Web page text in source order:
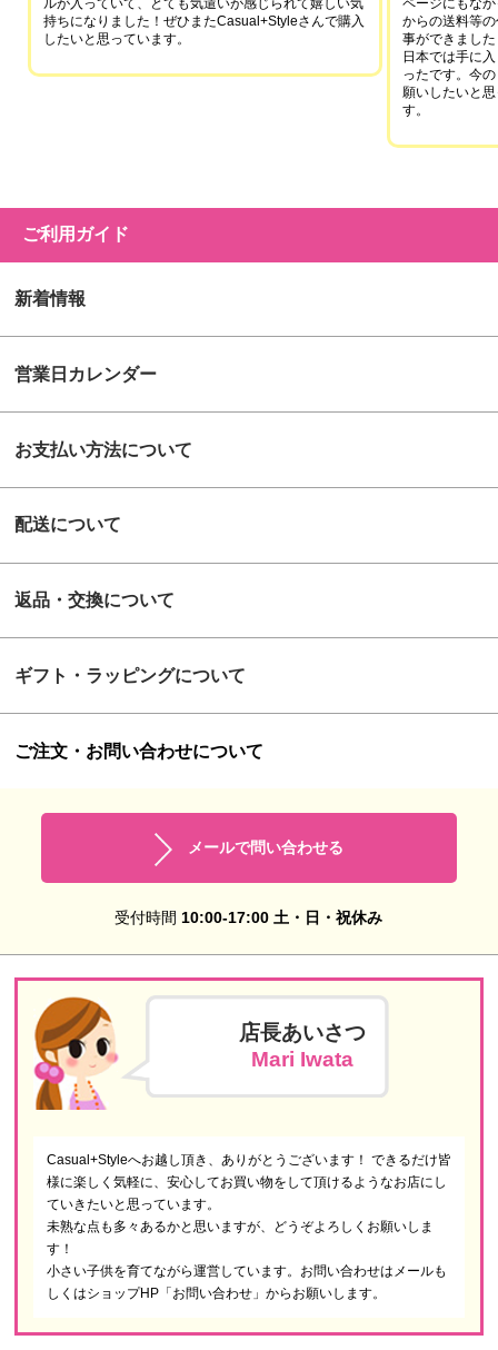
ルが入っていて、とても気遣いが感じられて嬉しい気
持ちになりました！ぜひまたCasual+Styleさんで購入
したいと思っています。
ページにもな
からの送料等
事ができました
日本では手に
ったです。今
願いしたいと
す。
ご利用ガイド
新着情報
営業日カレンダー
お支払い方法について
配送について
返品・交換について
ギフト・ラッピングについて
ご注文・お問い合わせについて
メールで問い合わせる
受付時間10:00-17:00 土・日・祝休み
店長あいさつ
Mari Iwata
Casual+Styleへお越し頂き、ありがとうございます！ できるだけ皆
様に楽しく気軽に、安心してお買い物をして頂けるようなお店にし
ていきたいと思っています。
未熟な点も多々あるかと思いますが、どうぞよろしくお願いしま
す！
小さい子供を育てながら運営しています。お問い合わせはメールも
しくはショップHP「お問い合わせ」からお願いします。